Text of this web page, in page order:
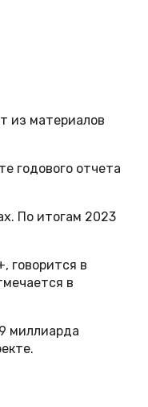
из материалов
годового отчета
По итогам 2023
говорится в
в
миллиарда